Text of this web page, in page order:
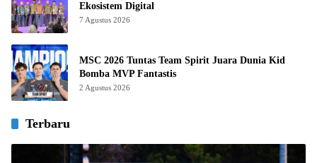
Ekosistem Digital
7 Agustus 2026
MSC 2026 Tuntas Team Spirit Juara Dunia Kid
Bomba MVP Fantastis
2 Agustus 2026
Terbaru